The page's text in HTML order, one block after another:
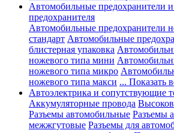
Автомобильные предохранители
предохранителя
Автомобильные предохранители
стандарт Автомобильные
блистерная упаковка
ножевого типа мини
ножевого типа микро
ножевого типа макси ... Показать
Автоэлектрика и сопутствующие
Аккумуляторные провода
Разъемы автомобильные Разъемы
межжгутовые Разъемы для